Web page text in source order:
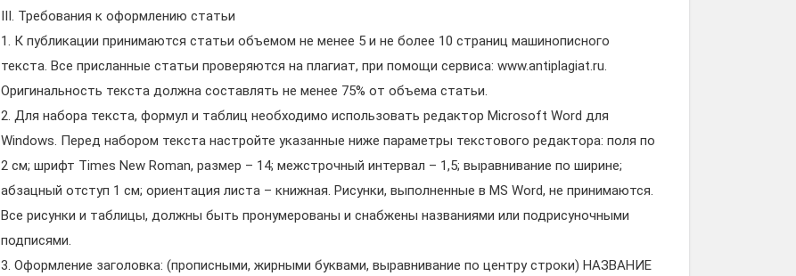
III. Требования к оформлению статьи
1. К публикации принимаются статьи объемом не менее 5 и не более 10 страниц машинописного
текста. Все присланные статьи проверяются на плагиат, при помощи сервиса: www.antiplagiat.ru.
Оригинальность текста должна составлять не менее 75% от объема статьи.
2. Для набора текста, формул и таблиц необходимо использовать редактор Microsoft Word для
Windows. Перед набором текста настройте указанные ниже параметры текстового редактора: поля по
2 см; шрифт Times New Roman, размер – 14; межстрочный интервал – 1,5; выравнивание по ширине;
абзацный отступ 1 см; ориентация листа – книжная. Рисунки, выполненные в MS Word, не принимаются.
Все рисунки и таблицы, должны быть пронумерованы и снабжены названиями или подрисуночными
подписями.
3. Оформление заголовка: (прописными, жирными буквами, выравнивание по центру строки) НАЗВАНИЕ